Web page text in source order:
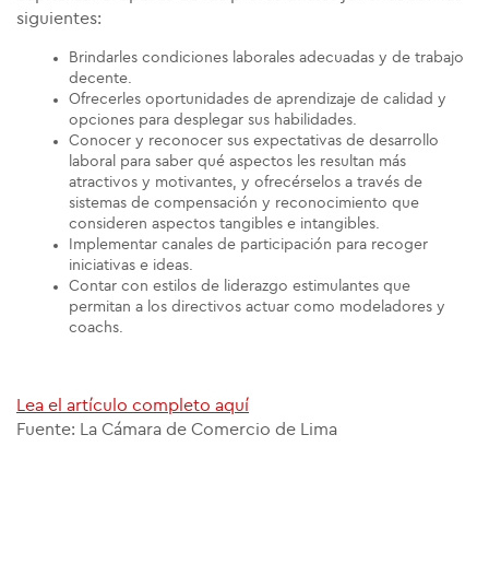
siguientes:
Brindarles condiciones laborales adecuadas y de trabajo
decente.
Ofrecerles oportunidades de aprendizaje de calidad y
opciones para desplegar sus habilidades.
Conocer y reconocer sus expectativas de desarrollo
laboral para saber qué aspectos les resultan más
atractivos y motivantes, y ofrecérselos a través de
sistemas de compensación y reconocimiento que
consideren aspectos tangibles e intangibles.
Implementar canales de participación para recoger
iniciativas e ideas.
Contar con estilos de liderazgo estimulantes que
permitan a los directivos actuar como modeladores y
coachs.
Lea el artículo completo aquí
Fuente: La Cámara de Comercio de Lima